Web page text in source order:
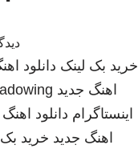
خرید بک لینک دانلود
اهنگ جدید
اینستاگرام دانلود
اهنگ جدید خرید